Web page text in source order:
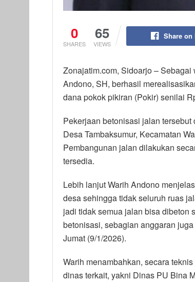
0
SHARES
65
VIEWS
Share on
Zonajatim.com, Sidoarjo –
Andono, SH, berhasil
dana pokok pikiran (Pokir) senilai
Pekerjaan betonisasi jalan
Desa Tambaksumur, Kecamatan
Pembangunan jalan dilakukan
tersedia.
Lebih lanjut Warih Andono
desa sehingga tidak seluruh ruas
jadi tidak semua jalan bisa dibeton
betonisasi, sebagian anggaran
Jumat (9/1/2026).
Warih menambahkan, secara
dinas terkait, yakni Dinas PU Bina